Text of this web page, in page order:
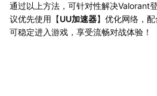
通过以上方法，可针对性解决Valorant
议优先使用【UU加速器】优化网络，
可稳定进入游戏，享受流畅对战体验！